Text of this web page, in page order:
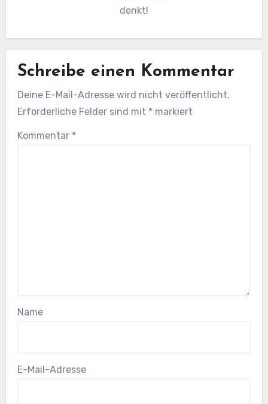
denkt!
Schreibe einen Kommentar
Deine E-Mail-Adresse wird nicht veröffentlicht.
Erforderliche Felder sind mit * markiert
Kommentar *
Name
E-Mail-Adresse